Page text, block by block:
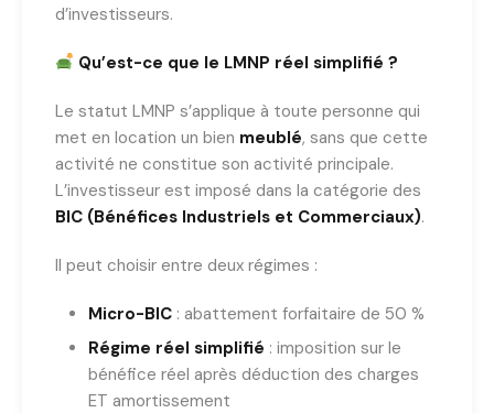
d’investisseurs.
Qu’est-ce que le LMNP réel simplifié ?
Le statut LMNP s’applique à toute personne qui
met en location un bien meublé, sans que cette
activité ne constitue son activité principale.
L’investisseur est imposé dans la catégorie des
BIC (Bénéfices Industriels et Commerciaux).
Il peut choisir entre deux régimes :
Micro-BIC : abattement forfaitaire de 50 %
Régime réel simplifié : imposition sur le
bénéfice réel après déduction des charges
ET amortissement